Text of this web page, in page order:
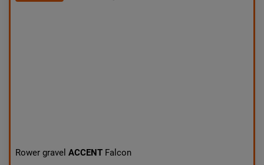
Rower gravel ACCENT Falcon